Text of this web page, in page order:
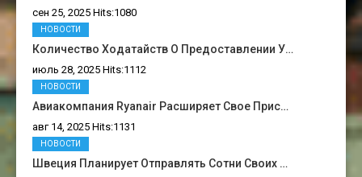
сен 25, 2025 Hits:1080
Количество Ходатайств О Предоставлении У…
июль 28, 2025 Hits:1112
НОВОСТИ
Авиакомпания Ryanair Расширяет Свое Прис…
авг 14, 2025 Hits:1131
НОВОСТИ
Швеция Планирует Отправлять Сотни Своих …
НОВОСТИ